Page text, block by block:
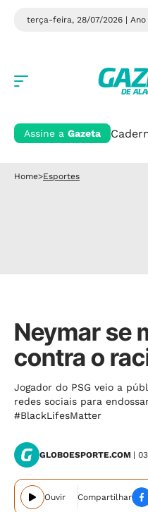
terça-feira, 28/07/2026 | Ano
Assine a Gazeta
Home>Esportes
Neymar se
contra o
Jogador do PSG veio a
redes sociais para
#BlackLifesMatter
GLOBOESPORTE.COM |
Ouvir Compartilhar